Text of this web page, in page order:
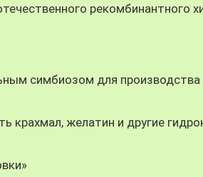
рекомбинантного
симбиозом для
желатин и другие